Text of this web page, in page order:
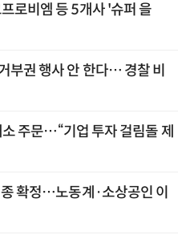
로비엠 등 5개사 '슈퍼 을
부권 행사 안 한다… 경찰 비
주문…“기업 투자 걸림돌 제
확정…노동계·소상공인 이